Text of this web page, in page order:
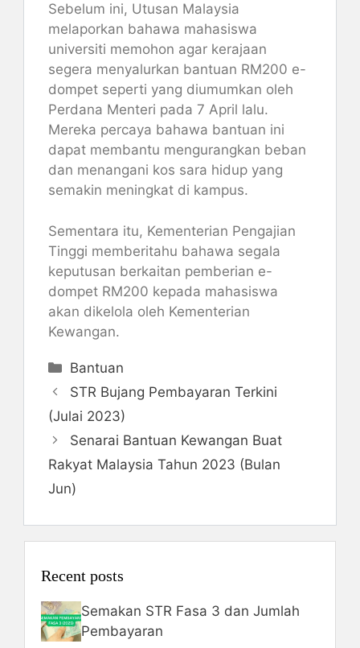
Sebelum ini, Utusan Malaysia
melaporkan bahawa mahasiswa
universiti memohon agar kerajaan
segera menyalurkan bantuan RM200 e-
dompet seperti yang diumumkan oleh
Perdana Menteri pada 7 April lalu​.
Mereka percaya bahawa bantuan ini
dapat membantu mengurangkan beban
dan menangani kos sara hidup yang
semakin meningkat di kampus​​.
Sementara itu, Kementerian Pengajian
Tinggi memberitahu bahawa segala
keputusan berkaitan pemberian e-
dompet RM200 kepada mahasiswa
akan dikelola oleh Kementerian
Kewangan​​.
Categories
Bantuan
STR Bujang Pembayaran Terkini
(Julai 2023)
Senarai Bantuan Kewangan Buat
Rakyat Malaysia Tahun 2023 (Bulan
Jun)
Recent posts
Semakan STR Fasa 3 dan Jumlah
Pembayaran